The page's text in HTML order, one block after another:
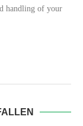
handling of your